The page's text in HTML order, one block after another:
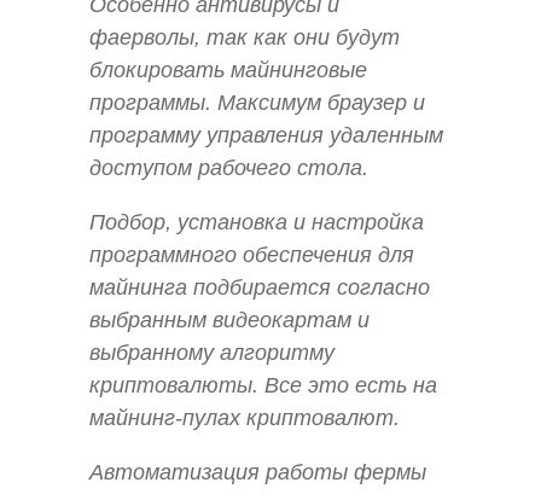
фаерволы, так как они будут
блокировать майнинговые
программы. Максимум браузер и
программу управления удаленным
доступом рабочего стола.
Подбор, установка и настройка
программного обеспечения для
майнинга подбирается согласно
выбранным видеокартам и
выбранному алгоритму
криптовалюты. Все это есть на
майнинг-пулах криптовалют.
Автоматизация работы фермы